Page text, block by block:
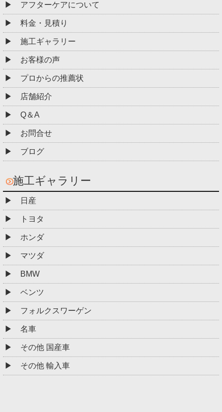
アフターケアについて
料金・見積り
施工ギャラリー
お客様の声
プロからの推薦状
店舗紹介
Q＆A
お問合せ
ブログ
施工ギャラリー
日産
トヨタ
ホンダ
マツダ
BMW
ベンツ
フォルクスワーゲン
名車
その他 国産車
その他 輸入車